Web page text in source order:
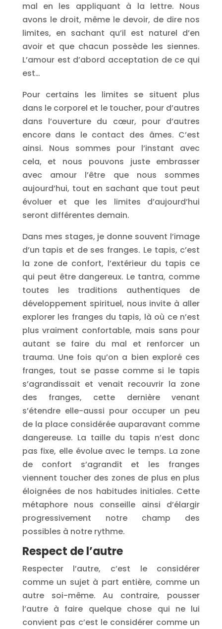
mal en les appliquant à la lettre. Nous
avons le droit, même le devoir, de dire nos
limites, en sachant qu’il est naturel d’en
avoir et que chacun possède les siennes.
L’amour est d’abord acceptation de ce qui
est…
Pour certains les limites se situent plus
dans le corporel et le toucher, pour d’autres
dans l’ouverture du cœur, pour d’autres
encore dans le contact des âmes. C’est
ainsi. Nous sommes pour l’instant avec
cela, et nous pouvons juste embrasser
avec amour l’être que nous sommes
aujourd’hui, tout en sachant que tout peut
évoluer et que les limites d’aujourd’hui
seront différentes demain.
Dans mes stages, je donne souvent l’image
d’un tapis et de ses franges. Le tapis, c’est
la zone de confort, l’extérieur du tapis ce
qui peut être dangereux. Le tantra, comme
toutes les traditions authentiques de
développement spirituel, nous invite à aller
explorer les franges du tapis, là où ce n’est
plus vraiment confortable, mais sans pour
autant se faire du mal et renforcer un
trauma. Une fois qu’on a bien exploré ces
franges, tout se passe comme si le tapis
s’agrandissait et venait recouvrir la zone
des franges, cette dernière venant
s’étendre elle-aussi pour occuper un peu
de la place considérée auparavant comme
dangereuse. La taille du tapis n’est donc
pas fixe, elle évolue avec le temps. La zone
de confort s’agrandit et les franges
viennent toucher des zones de plus en plus
éloignées de nos habitudes initiales. Cette
métaphore nous conseille ainsi d’élargir
progressivement notre champ des
possibles à notre rythme.
Respect de l’autre
Respecter l’autre, c’est le considérer
comme un sujet à part entière, comme un
autre soi-même. Au contraire, pousser
l’autre à faire quelque chose qui ne lui
convient pas c’est le considérer comme un